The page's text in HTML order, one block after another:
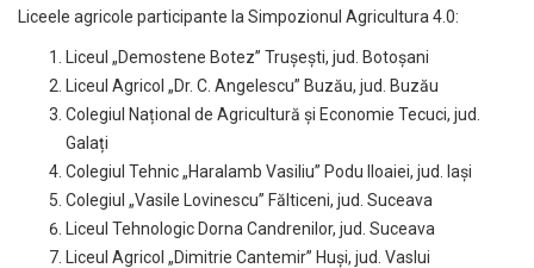
Liceele agricole participante la Simpozionul Agricultura 4.0:
Liceul „Demostene Botez” Trușești, jud. Botoșani
Liceul Agricol „Dr. C. Angelescu” Buzău, jud. Buzău
Colegiul Național de Agricultură și Economie Tecuci, jud.
Galați
Colegiul Tehnic „Haralamb Vasiliu” Podu Iloaiei, jud. Iași
Colegiul „Vasile Lovinescu” Fălticeni, jud. Suceava
Liceul Tehnologic Dorna Candrenilor, jud. Suceava
Liceul Agricol „Dimitrie Cantemir” Huși, jud. Vaslui